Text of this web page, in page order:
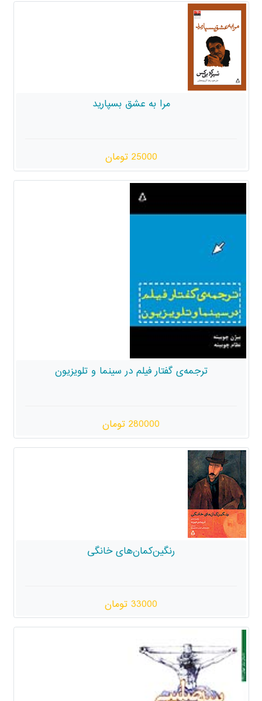
مرا به عشق بسپارید
ترجمه‌ی گفتار فیلم در سینما و تلویزیون
280000 تومان
رنگین‌کمان‌های خانگی